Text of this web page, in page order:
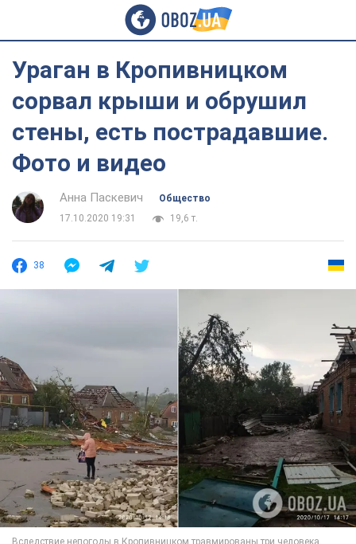
Ураган в Кропивницком
сорвал крыши и обрушил
стены, есть пострадавшие.
Фото и видео
Анна Паскевич
Общество
17.10.2020 19:31
19,6 т.
38